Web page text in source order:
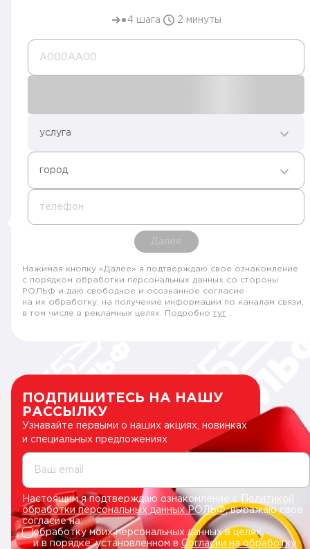
4 шага 2 минуты
А000AA00
услуга
город
телефон
Далее
Нажимая кнопку «Далее» я подтверждаю свое ознакомление
с порядком обработки персональных данных со стороны
РОЛЬФ и даю свободное и осознанное согласие
на их обработку, на получение информации по каналам связи,
в том числе в рекламных целях. Подробно тут
ПОДПИШИТЕСЬ НА НАШУ
РАССЫЛКУ
Узнавайте первыми о наших акциях, новинках
и специальных предложениях
Ваш email
Настоящим я подтверждаю ознакомление сПолитикой
обработки персональных данных РОЛЬФ, выражаю свое
согласие на:
обработку моих персональных данных в целях
и в порядке, установленном в Согласии на обработку